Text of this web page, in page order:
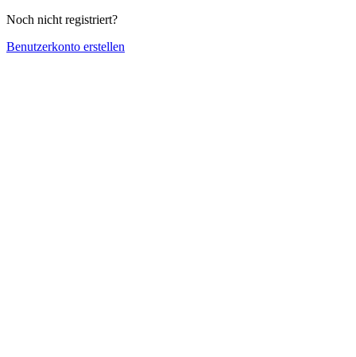
Noch nicht registriert?
Benutzerkonto erstellen